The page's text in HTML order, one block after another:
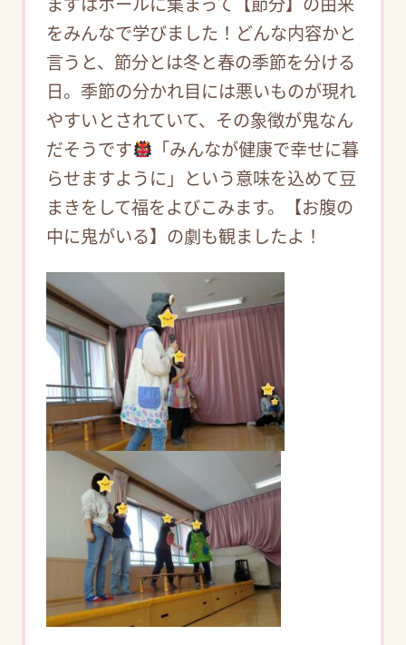
をみんなで学びました！どんな内容かと
言うと、節分とは冬と春の季節を分ける
日。季節の分かれ目には悪いものが現れ
やすいとされていて、その象徴が鬼なん
だそうです
「みんなが健康で幸せに暮
らせますように」という意味を込めて豆
まきをして福をよびこみます。【お腹の
中に鬼がいる】の劇も観ましたよ！